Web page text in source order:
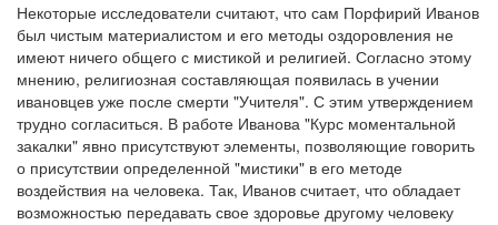
Некоторые исследователи считают, что сам Порфирий Иванов
был чистым материалистом и его методы оздоровления не
имеют ничего общего с мистикой и религией. Согласно этому
мнению, религиозная составляющая появилась в учении
ивановцев уже после смерти "Учителя". С этим утверждением
трудно согласиться. В работе Иванова "Курс моментальной
закалки" явно присутствуют элементы, позволяющие говорить
о присутствии определенной "мистики" в его методе
воздействия на человека. Так, Иванов считает, что обладает
возможностью передавать свое здоровье другому человеку